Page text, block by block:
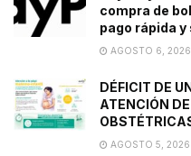
compra de
pago rápida y
AGOSTO 6, 2026
DÉFICIT DE
ATENCIÓN
AGOSTO 5, 2026